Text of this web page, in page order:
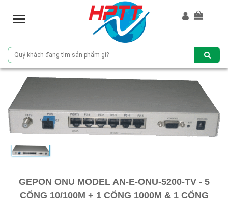
T
l
e
n
g
t
n
GEPON ONU MODEL AN-E-ONU-5200-TV - 5
CỔNG 10/100M + 1 CỔNG 1000M & 1 CỔNG